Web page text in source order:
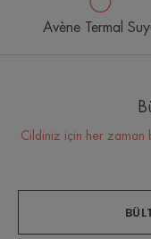
Avène Termal
Cildiniz için her zaman